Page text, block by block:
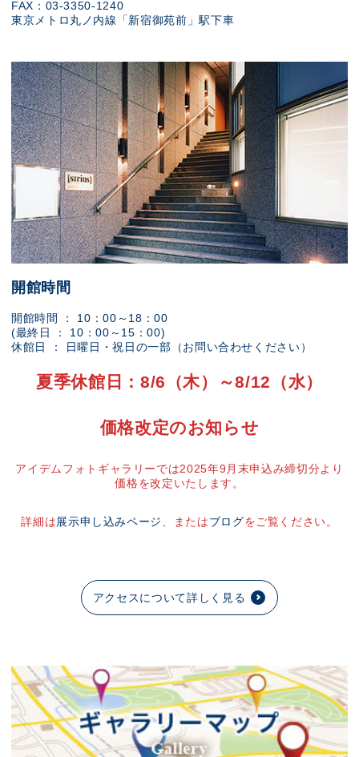
FAX：03-3350-1240
東京メトロ丸ノ内線「新宿御苑前」駅下車
開館時間
開館時間 ： 10：00～18：00
(最終日 ： 10：00～15：00)
休館日 ： 日曜日・祝日の一部（お問い合わせください）
夏季休館日：8/6（木）～8/12（水）
価格改定のお知らせ
アイデムフォトギャラリーでは2025年9月末申込み締切分より
価格を改定いたします。
詳細は展示申し込みページ 、またはブログをご覧ください。
アクセスについて詳しく見る